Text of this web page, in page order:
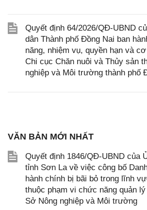
Quyết định 64/2026/QĐ-UBND
dân Thành phố Đồng Nai ban
năng, nhiệm vụ, quyền hạn và
Chi cục Chăn nuôi và Thủy sản
nghiệp và Môi trường thành phố
VĂN BẢN MỚI NHẤT
Quyết định 1846/QĐ-UBND của
tỉnh Sơn La về việc công bố
hành chính bị bãi bỏ trong lĩnh
thuộc phạm vi chức năng quản
Sở Nông nghiệp và Môi trường